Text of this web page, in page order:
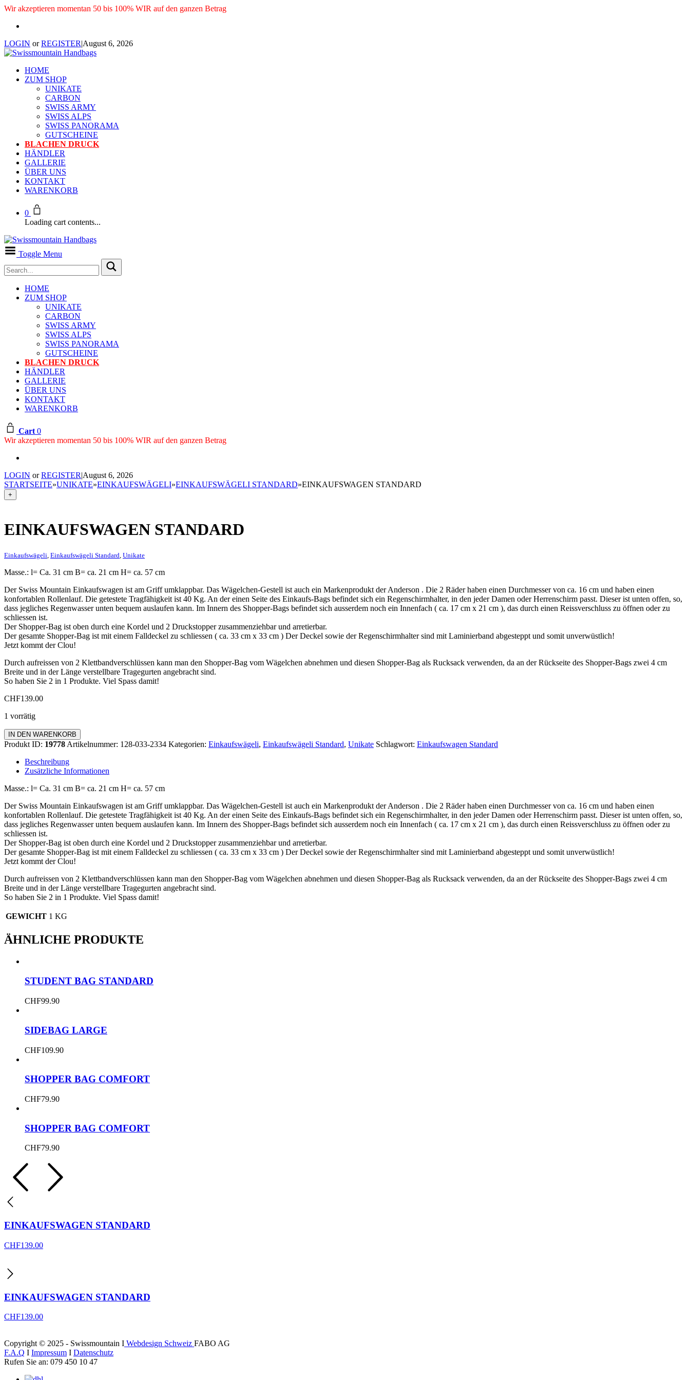
Wir akzeptieren momentan 50 bis 100% WIR auf den ganzen Betrag
LOGIN orREGISTER|August 6, 2026
HOME
ZUM SHOP
UNIKATE
CARBON
SWISS ARMY
SWISS ALPS
SWISS PANORAMA
GUTSCHEINE
BLACHEN DRUCK
HÄNDLER
GALLERIE
ÜBER UNS
KONTAKT
WARENKORB
0
Loading cart contents...
Toggle Menu
HOME
ZUM SHOP
UNIKATE
CARBON
SWISS ARMY
SWISS ALPS
SWISS PANORAMA
GUTSCHEINE
BLACHEN DRUCK
HÄNDLER
GALLERIE
ÜBER UNS
KONTAKT
WARENKORB
Cart 0
Wir akzeptieren momentan 50 bis 100% WIR auf den ganzen Betrag
LOGIN orREGISTER|August 6, 2026
STARTSEITE»UNIKATE»EINKAUFSWÄGELI»EINKAUFSWÄGELI STANDARD»EINKAUFSWAGEN STANDARD
+
EINKAUFSWAGEN STANDARD
Einkaufswägeli Einkaufswägeli Standard Unikate
Masse.: l= Ca. 31 cm B= ca. 21 cm H= ca. 57 cm
Der Swiss Mountain Einkaufswagen ist am Griff umklappbar. Das Wägelchen-Gestell ist auch ein Markenprodukt der Anderson . Die 2 Räder haben einen Durchmesser von ca. 16 cm und haben einen
konfortablen Rollenlauf. Die getestete Tragfähigkeit ist 40 Kg. An der einen Seite des Einkaufs-Bags befindet sich ein Regenschirmhalter, in den jeder Damen oder Herrenschirm passt. Dieser ist unten offen, so,
dass jegliches Regenwasser unten bequem auslaufen kann. Im Innern des Shopper-Bags befindet sich ausserdem noch ein Innenfach ( ca. 17 cm x 21 cm ), das durch einen Reissverschluss zu öffnen oder zu
schliessen ist.
Der Shopper-Bag ist oben durch eine Kordel und 2 Druckstopper zusammenziehbar und arretierbar.
Der gesamte Shopper-Bag ist mit einem Falldeckel zu schliessen ( ca. 33 cm x 33 cm ) Der Deckel sowie der Regenschirmhalter sind mit Laminierband abgesteppt und somit unverwüstlich!
Jetzt kommt der Clou!
Durch aufreissen von 2 Klettbandverschlüssen kann man den Shopper-Bag vom Wägelchen abnehmen und diesen Shopper-Bag als Rucksack verwenden, da an der Rückseite des Shopper-Bags zwei 4 cm
Breite und in der Länge verstellbare Tragegurten angebracht sind.
So haben Sie 2 in 1 Produkte. Viel Spass damit!
CHF139.00
1 vorrätig
Einkaufswagen
Standard
IN DEN WARENKORB
Produkt ID: 19778 Artikelnummer: 128-033-2334 Kategorien: Einkaufswägeli, Einkaufswägeli Standard, Unikate Schlagwort: Einkaufswagen Standard
Beschreibung
Zusätzliche Informationen
Masse.: l= Ca. 31 cm B= ca. 21 cm H= ca. 57 cm
Der Swiss Mountain Einkaufswagen ist am Griff umklappbar. Das Wägelchen-Gestell ist auch ein Markenprodukt der Anderson . Die 2 Räder haben einen Durchmesser von ca. 16 cm und haben einen
konfortablen Rollenlauf. Die getestete Tragfähigkeit ist 40 Kg. An der einen Seite des Einkaufs-Bags befindet sich ein Regenschirmhalter, in den jeder Damen oder Herrenschirm passt. Dieser ist unten offen, so,
dass jegliches Regenwasser unten bequem auslaufen kann. Im Innern des Shopper-Bags befindet sich ausserdem noch ein Innenfach ( ca. 17 cm x 21 cm ), das durch einen Reissverschluss zu öffnen oder zu
schliessen ist.
Der Shopper-Bag ist oben durch eine Kordel und 2 Druckstopper zusammenziehbar und arretierbar.
Der gesamte Shopper-Bag ist mit einem Falldeckel zu schliessen ( ca. 33 cm x 33 cm ) Der Deckel sowie der Regenschirmhalter sind mit Laminierband abgesteppt und somit unverwüstlich!
Jetzt kommt der Clou!
Durch aufreissen von 2 Klettbandverschlüssen kann man den Shopper-Bag vom Wägelchen abnehmen und diesen Shopper-Bag als Rucksack verwenden, da an der Rückseite des Shopper-Bags zwei 4 cm
Breite und in der Länge verstellbare Tragegurten angebracht sind.
So haben Sie 2 in 1 Produkte. Viel Spass damit!
GEWICHT 1 KG
ÄHNLICHE PRODUKTE
STUDENT BAG STANDARD
CHF99.90
SIDEBAG LARGE
CHF109.90
SHOPPER BAG COMFORT
CHF79.90
SHOPPER BAG COMFORT
CHF79.90
EINKAUFSWAGEN STANDARD
CHF139.00
EINKAUFSWAGEN STANDARD
CHF139.00
Copyright © 2025 - Swissmountain I Webdesign Schweiz FABO AG
F.A.Q I Impressum I Datenschutz
Rufen Sie an: 079 450 10 47